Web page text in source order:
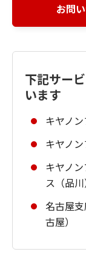
お問
下記サー
います
キヤノ
キヤノ
キヤノ
ス（品川
名古屋
古屋）